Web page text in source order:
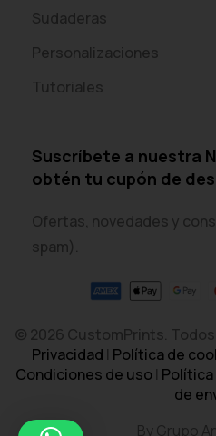
Sudaderas
Personalizaciones
Tutoriales
Suscríbete a nuestra
obtén tu cupón de
Ofertas, novedades y
spam).
© 2026 CustomPrints.
Privacidad | Política de
Condiciones de uso|
de
By Grupo